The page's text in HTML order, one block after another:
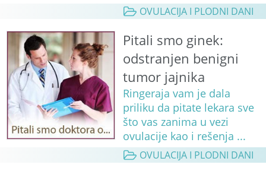
OVULACIJA I PLODNI DANI
Pitali smo ginek:
odstranjen benigni
tumor jajnika
Ringeraja vam je dala
priliku da pitate lekara sve
što vas zanima u vezi
ovulacije kao i rešenja ...
OVULACIJA I PLODNI DANI